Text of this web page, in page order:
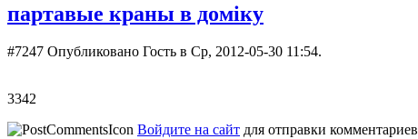
партавые краны в доміку
#7247 Опубликовано Гость в Ср, 2012-05-30 11:54.
3342
Войдите на сайт для отправки комментариев